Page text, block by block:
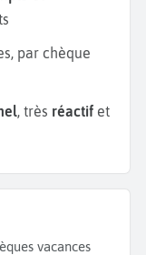
par chèque
, très réactif et
vacances